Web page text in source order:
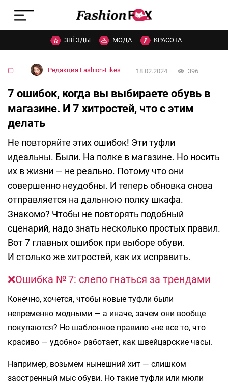
ЗВЁЗДЫ МОДА КРАСОТА
▢ Редакция Fashion-Likes 18.02.2024 396
7 ошибок, когда вы выбираете обувь в
магазине. И 7 хитростей, что с этим
делать
Не повторяйте этих ошибок! Эти туфли
идеальны. Были. На полке в магазине. Но носить
их в жизни — не реально. Потому что они
совершенно неудобны. И теперь обновка снова
отправляется на дальнюю полку шкафа.
Знакомо? Чтобы не повторять подобный
сценарий, надо знать несколько простых правил.
Вот 7 главных ошибок при выборе обуви.
И столько же хитростей, как их исправить.
❌Ошибка № 7: слепо гнаться за трендами
Конечно, хочется, чтобы новые туфли были
непременно модными — а иначе, зачем они вообще
покупаются? Но шаблонное правило «не все то, что
красиво — удобно» работает, как швейцарские часы.
Например, возьмем нынешний хит — слишком
заостренный мыс обуви. Но такие туфли или мюли